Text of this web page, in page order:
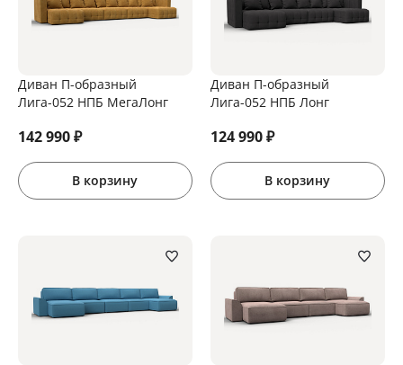
Диван П-образный
Лига-052 НПБ МегаЛонг
142 990₽
В корзину
Диван П-образный
Лига-052 НПБ Лонг
124 990₽
В корзину